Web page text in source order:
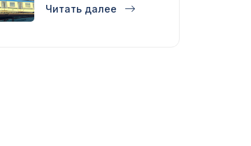
мегаполис
Читать далее